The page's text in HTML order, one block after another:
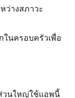
ว่างสภาวะ
นครอบครัวเพื่อ
วนใหญ่ใช้แอพนี้